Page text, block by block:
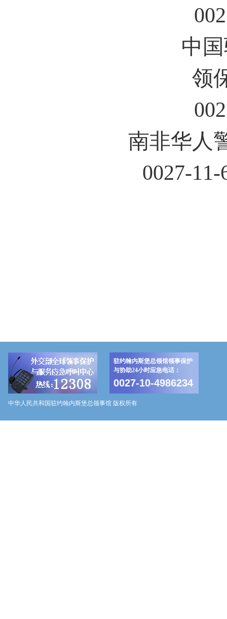
中
领
南非华人
0027-11-
驻约翰内斯堡总领馆领事保护
与协助24小时应急电话：
0027-10-4986234
中华人民共和国驻约翰内斯堡总领事馆 版权所有